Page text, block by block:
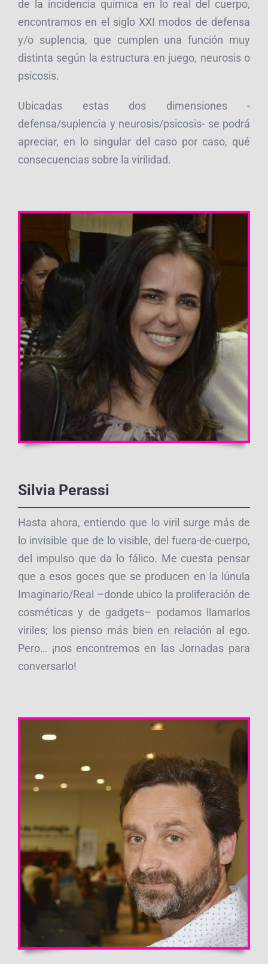
de la incidencia química en lo real del cuerpo,
encontramos en el siglo XXI modos de defensa
y/o suplencia, que cumplen una función muy
distinta según la estructura en juego, neurosis o
psicosis.
Ubicadas estas dos dimensiones -
defensa/suplencia y neurosis/psicosis- se podrá
apreciar, en lo singular del caso por caso, qué
consecuencias sobre la virilidad.
Silvia Perassi
Hasta ahora, entiendo que lo viril surge más de
lo invisible que de lo visible, del fuera-de-cuerpo,
del impulso que da lo fálico. Me cuesta pensar
que a esos goces que se producen en la lúnula
Imaginario/Real –donde ubico la proliferación de
cosméticas y de gadgets– podamos llamarlos
viriles; los pienso más bien en relación al ego.
Pero… ¡nos encontremos en las Jornadas para
conversarlo!